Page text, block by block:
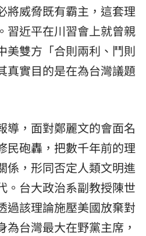
將威脅既有霸主，這套理
習近平在川習會上就曾親
美雙方「合則兩利、鬥則
真實目的是在為台灣議題
導，面對鄭麗文的會面名
民砲轟，把數千年前的理
係，形同否定人類文明進
。台大政治系副教授陳世
過該理論施壓美國放棄對
為台灣最大在野黨主席，